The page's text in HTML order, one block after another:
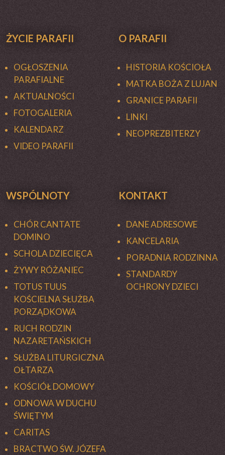
ŻYCIE PARAFII
OGŁOSZENIA
PARAFIALNE
AKTUALNOŚCI
FOTOGALERIA
KALENDARZ
VIDEO PARAFII
O PARAFII
HISTORIA KOŚCIOŁA
MATKA BOŻA Z LUJAN
GRANICE PARAFII
LINKI
NEOPREZBITERZY
WSPÓLNOTY
CHÓR CANTATE
DOMINO
SCHOLA DZIECIĘCA
ŻYWY RÓŻANIEC
TOTUS TUUS
KOŚCIELNA SŁUŻBA
PORZĄDKOWA
RUCH RODZIN
NAZARETAŃSKICH
SŁUŻBA LITURGICZNA
OŁTARZA
KOŚCIÓŁ DOMOWY
ODNOWA W DUCHU
ŚWIĘTYM
CARITAS
BRACTWO ŚW. JÓZEFA
KONTAKT
DANE ADRESOWE
KANCELARIA
PORADNIA RODZINNA
STANDARDY
OCHRONY DZIECI